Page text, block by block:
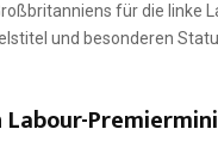
für die linke
und besonderen